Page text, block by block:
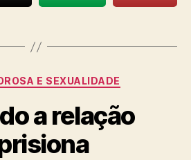
Categorias
E SEXUALIDADE
a relação